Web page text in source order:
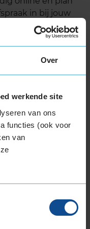
Over
werkende site
van ons
functies (ook voor
van
in bij jouw
+